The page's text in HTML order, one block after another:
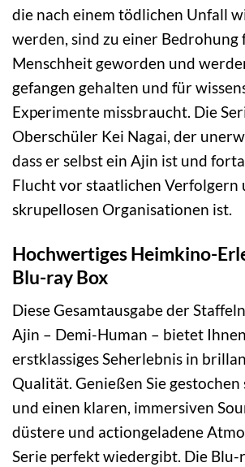
die nach einem tödlichen Unfall
werden, sind zu einer Bedrohung
Menschheit geworden und
gefangen gehalten und für
Experimente missbraucht. Die
Oberschüler Kei Nagai, der
dass er selbst ein Ajin ist und
Flucht vor staatlichen Verfolgern
skrupellosen Organisationen ist.
Hochwertiges Heimkino-
Blu-ray Box
Diese Gesamtausgabe der
Ajin – Demi-Human – bietet
erstklassiges Seherlebnis in
Qualität. Genießen Sie
und einen klaren, immersiven
düstere und actiongeladene
Serie perfekt wiedergibt. Die Blu-